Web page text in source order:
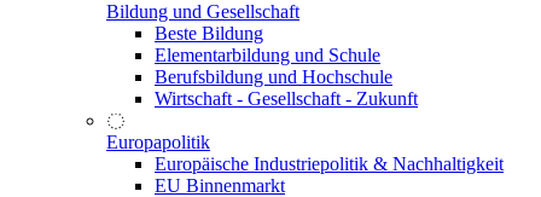
Bildung und Gesellschaft
Beste Bildung
Elementarbildung und Schule
Berufsbildung und Hochschule
Wirtschaft - Gesellschaft - Zukunft
Europapolitik
Europäische Industriepolitik & Nachhaltigkeit
EU Binnenmarkt